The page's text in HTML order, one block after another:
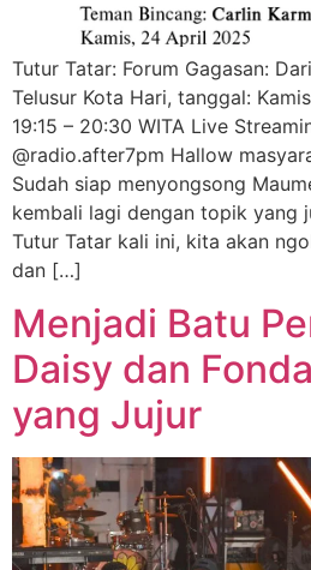
Tutur Tatar: Forum Gagasan:
Telusur Kota Hari, tanggal:
19:15 – 20:30 WITA Live
@radio.after7pm Hallow
Sudah siap menyongsong
kembali lagi dengan topik yang
Tutur Tatar kali ini, kita akan
dan […]
Menjadi Batu
Daisy dan
yang Jujur